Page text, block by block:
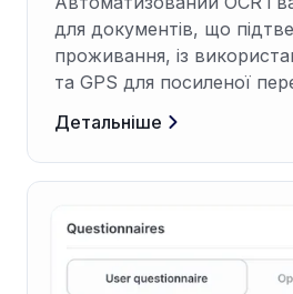
для документів, що
проживання, із
та GPS для посиленої
Детальніше